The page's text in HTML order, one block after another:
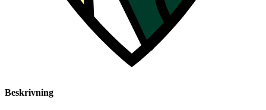
Beskrivning